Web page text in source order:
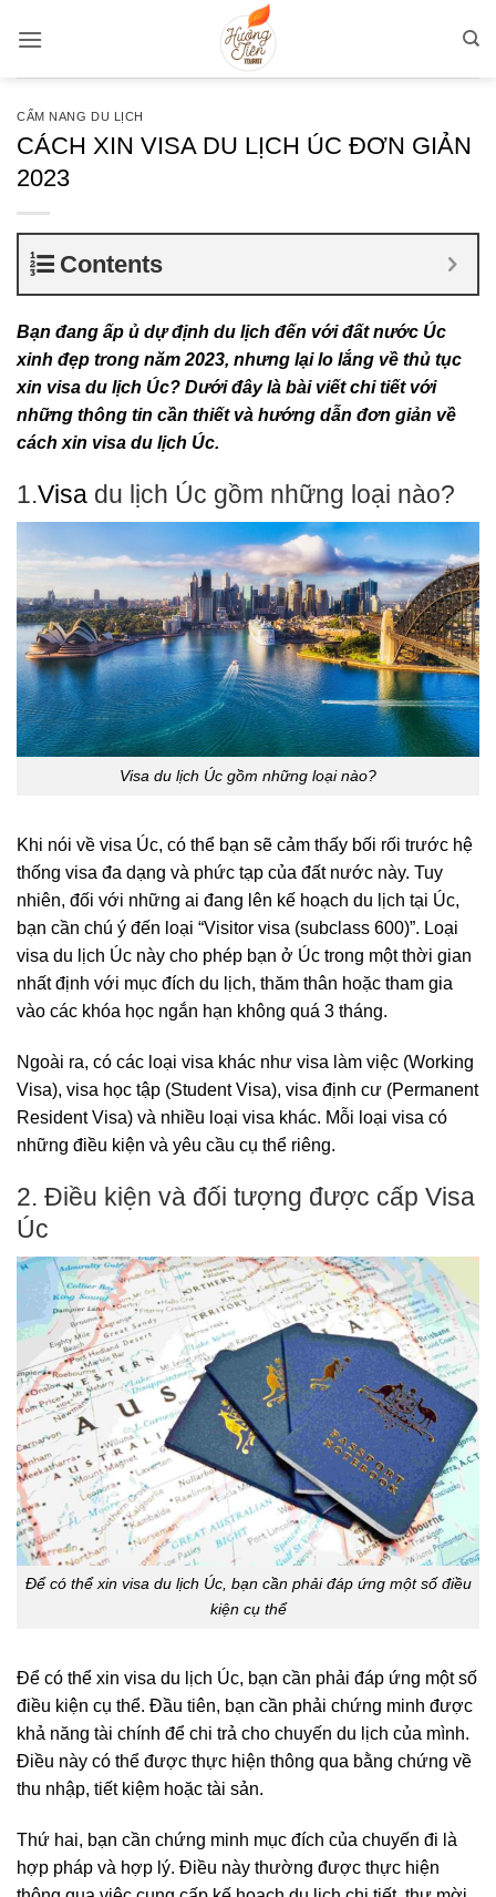
qua
CẨM NANG DU LỊCH
CÁCH XIN VISA DU LỊCH ÚC ĐƠN GIẢN
2023
Contents
Bạn đang ấp ủ dự định du lịch đến với đất nước Úc
xinh đẹp trong năm 2023, nhưng lại lo lắng về thủ tục
xin visa du lịch Úc? Dưới đây là bài viết chi tiết với
những thông tin cần thiết và hướng dẫn đơn giản về
cách xin visa du lịch Úc.
1.Visa du lịch Úc gồm những loại nào?
Visa du lịch Úc gồm những loại nào?
Khi nói về visa Úc, có thể bạn sẽ cảm thấy bối rối trước hệ
thống visa đa dạng và phức tạp của đất nước này. Tuy
nhiên, đối với những ai đang lên kế hoạch du lịch tại Úc,
bạn cần chú ý đến loại “Visitor visa (subclass 600)”. Loại
visa du lịch Úc này cho phép bạn ở Úc trong một thời gian
nhất định với mục đích du lịch, thăm thân hoặc tham gia
vào các khóa học ngắn hạn không quá 3 tháng.
Ngoài ra, có các loại visa khác như visa làm việc (Working
Visa), visa học tập (Student Visa), visa định cư (Permanent
Resident Visa) và nhiều loại visa khác. Mỗi loại visa có
những điều kiện và yêu cầu cụ thể riêng.
2. Điều kiện và đối tượng được cấp Visa
Úc
Để có thể xin visa du lịch Úc, bạn cần phải đáp ứng một số điều
kiện cụ thể
Để có thể xin visa du lịch Úc, bạn cần phải đáp ứng một số
điều kiện cụ thể. Đầu tiên, bạn cần phải chứng minh được
khả năng tài chính để chi trả cho chuyến du lịch của mình.
Điều này có thể được thực hiện thông qua bằng chứng về
thu nhập, tiết kiệm hoặc tài sản.
Thứ hai, bạn cần chứng minh mục đích của chuyến đi là
hợp pháp và hợp lý. Điều này thường được thực hiện